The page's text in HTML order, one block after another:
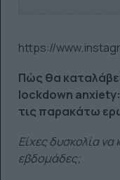
https://
Πώς θα
lockdown
τις παρακάτω
Είχες δυσκολία να
εβδομάδες;